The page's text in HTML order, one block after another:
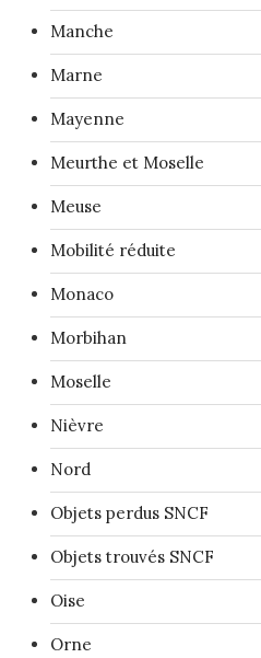
Manche
Marne
Mayenne
Meurthe et Moselle
Meuse
Mobilité réduite
Monaco
Morbihan
Moselle
Nièvre
Nord
Objets perdus SNCF
Objets trouvés SNCF
Oise
Orne